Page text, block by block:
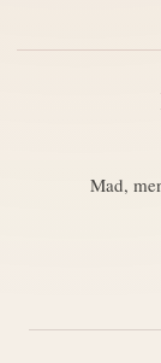
Mad,